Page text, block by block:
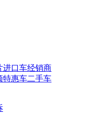
进口车经销商
特惠车二手车